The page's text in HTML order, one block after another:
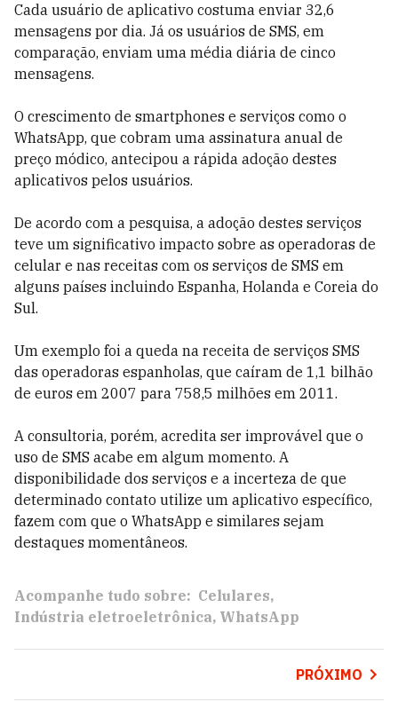
Cada usuário de aplicativo costuma enviar 32,6
mensagens por dia. Já os usuários de SMS, em
comparação, enviam uma média diária de cinco
mensagens.
O crescimento de smartphones e serviços como o
WhatsApp, que cobram uma assinatura anual de
preço módico, antecipou a rápida adoção destes
aplicativos pelos usuários.
De acordo com a pesquisa, a adoção destes serviços
teve um significativo impacto sobre as operadoras de
celular e nas receitas com os serviços de SMS em
alguns países incluindo Espanha, Holanda e Coreia do
Sul.
Um exemplo foi a queda na receita de serviços SMS
das operadoras espanholas, que caíram de 1,1 bilhão
de euros em 2007 para 758,5 milhões em 2011.
A consultoria, porém, acredita ser improvável que o
uso de SMS acabe em algum momento. A
disponibilidade dos serviços e a incerteza de que
determinado contato utilize um aplicativo específico,
fazem com que o WhatsApp e similares sejam
destaques momentâneos.
Acompanhe tudo sobre: Celulares
Indústria eletroeletrônica WhatsApp
PRÓXIMO